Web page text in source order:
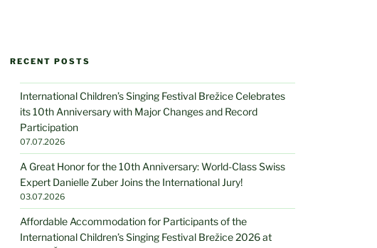
RECENT POSTS
International Children’s Singing Festival Brežice Celebrates
its 10th Anniversary with Major Changes and Record
Participation
07.07.2026
A Great Honor for the 10th Anniversary: World-Class Swiss
Expert Danielle Zuber Joins the International Jury!
03.07.2026
Affordable Accommodation for Participants of the
International Children’s Singing Festival Brežice 2026 at